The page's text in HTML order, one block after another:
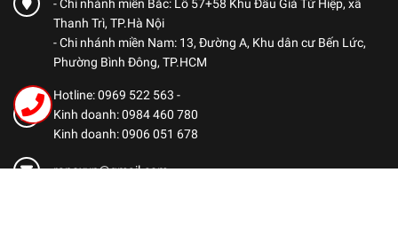
- Chi nhánh miền Bắc: Lô 57+58 Khu Đấu Giá Tứ Hiệp, xã
Thanh Trì, TP.Hà Nội
- Chi nhánh miền Nam: 13, Đường A, Khu dân cư Bến Lức,
Phường Bình Đông, TP.HCM
Hotline: 0969 522 563 -
Kinh doanh: 0984 460 780
Kinh doanh: 0906 051 678
ranoxvn@gmail.com